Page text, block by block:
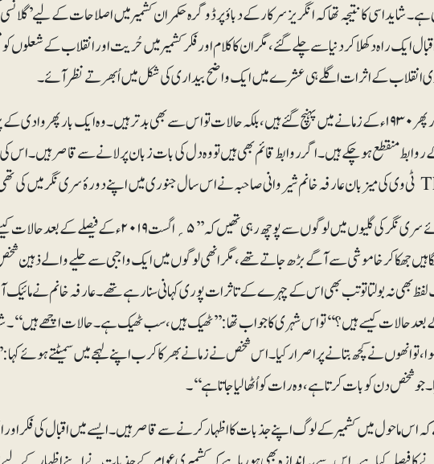
ہے۔شاید اسی کا نتیجہ تھا کہ انگریز سرکار کے دباؤ پرڈوگرہ حکمران کشمیر میں اصلاحات کے لیے
ایک راہ دکھلا کر دنیا سے چلے گئے، مگر ان کا کلام اور فکر کشمیر میں حُریت اور انقلاب کے شعلوں
انقلاب کے اثرات اگلے ہی عشرے میں ایک واضح بیداری کی شکل میں اُبھرتے نظر آئے۔
آج کشمیری ایک بار پھر ۱۹۳۰ءکے زما نے میں پہنچ گئے ہیں، بلکہ حالات تو اس سے بھی بدتر ہیں۔وہ ایک بار
منقطع ہو چکے ہیں۔اگر روابط قائم بھی ہیں تو وہ دل کی بات زبان پر لانے سے قاصر ہیں۔ اس
جب وہ مائیک اُٹھائے سری نگر کی گلیوں میں لوگوں سے پوچھ رہی
جھکا کر خاموشی سے آگے بڑھ جاتے تھے، مگر انھی لوگوں میں ایک واجبی سے حلیے والے
لفظ بھی نہ بولتا تو تب بھی اس کے چہرے کے تاثرات پوری کہانی سنا رہے تھے۔عارفہ خانم نے
کے بعد حالات کیسے ہیں؟‘‘ تو اس شہری کا جواب تھا: ’’ٹھیک ہیں، سب ٹھیک ہے۔حالات اچھے
انھوں نے کچھ بتانے پر اصرار کیا۔ اس شخص نے زمانے بھر کا کرب اپنے لہجے میں سمیٹتے ہوئے
شخص دن کو بات کرتا ہے، وہ رات کو اُٹھالیا جاتا ہے‘‘۔
کہ اس ماحول میں کشمیر کے لوگ اپنے جذبات کاا ظہا رکرنے سے قاصر ہیں۔ایسے میں اقبال کی فکر اور